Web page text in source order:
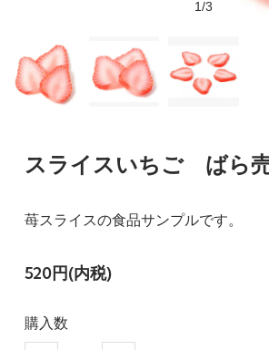
1/3
スライスいちご ばら
苺スライスの食品サンプルです。
520円(内税)
購入数